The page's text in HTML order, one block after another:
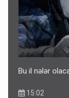
Bu il nələr
15:02